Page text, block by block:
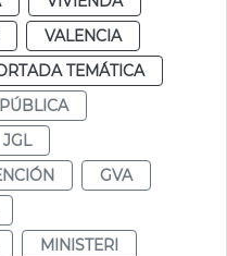
VALENCIA
TEMÁTICA
JGL
GVA
MINISTERI